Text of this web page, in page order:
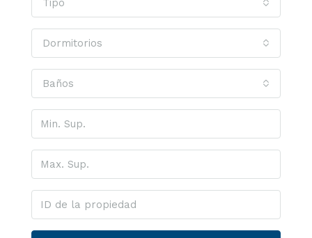
Tipo
Dormitorios
Baños